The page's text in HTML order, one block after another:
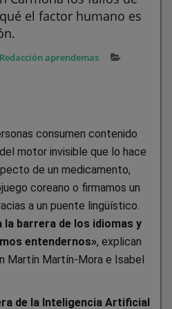
el factor humano es
Redacción aprendemas
consumen contenido
motor invisible que lo hace
de un medicamento,
coreano o firmamos un
a un puente lingüístico.
barrera de los idiomas y
entendernos», explican
Martín Martín-Mora e Isabel
de la Inteligencia Artificial